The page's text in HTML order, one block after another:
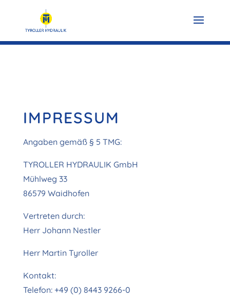
IMPRESSUM
Angaben gemäß § 5 TMG:
TYROLLER HYDRAULIK GmbH
Mühlweg 33
86579 Waidhofen
Vertreten durch:
Herr Johann Nestler
Herr Martin Tyroller
Kontakt:
Telefon: +49 (0) 8443 9266-0